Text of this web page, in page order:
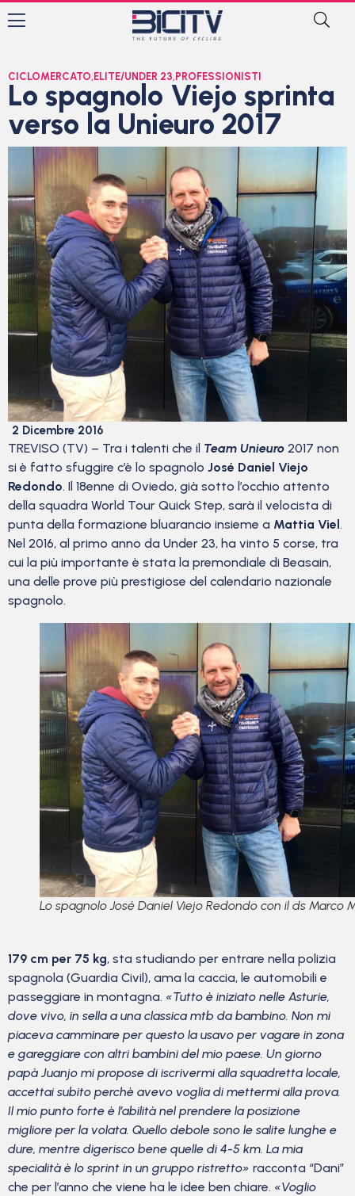
CICLOMERCATO, ELITE/UNDER 23, PROFESSIONISTI
Lo spagnolo Viejo sprinta
verso la Unieuro 2017
2 Dicembre 2016
TREVISO (TV) – Tra i talenti che il Team Unieuro 2017 non
si è fatto sfuggire c’è lo spagnolo José Daniel Viejo
Redondo. Il 18enne di Oviedo, già sotto l’occhio attento
della squadra World Tour Quick Step, sarà il velocista di
punta della formazione bluarancio insieme a Mattia Viel.
Nel 2016, al primo anno da Under 23, ha vinto 5 corse, tra
cui la più importante è stata la premondiale di Beasain,
una delle prove più prestigiose del calendario nazionale
spagnolo.
Lo spagnolo José Daniel Viejo Redondo con il ds Marco
179 cm per 75 kg, sta studiando per entrare nella polizia
spagnola (Guardia Civil), ama la caccia, le automobili e
passeggiare in montagna. «Tutto è iniziato nelle Asturie,
dove vivo, in sella a una classica mtb da bambino. Non mi
piaceva camminare per questo la usavo per vagare in zona
e gareggiare con altri bambini del mio paese. Un giorno
papà Juanjo mi propose di iscrivermi alla squadretta locale,
accettai subito perchè avevo voglia di mettermi alla prova.
Il mio punto forte è l’abilità nel prendere la posizione
migliore per la volata. Quello debole sono le salite lunghe e
dure, mentre digerisco bene quelle di 4-5 km. La mia
specialità è lo sprint in un gruppo ristretto» racconta “Dani”
che per l’anno che viene ha le idee ben chiare. «Voglio